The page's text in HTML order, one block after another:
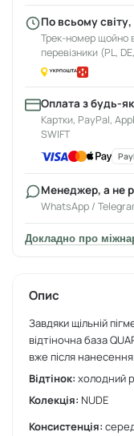
По всьому
Трек-номер щойно
перевізники (PL,
Оплата з будь-
Картки, PayPal,
SWIFT
Менеджер, а не
WhatsApp /
Докладно про
Опис
Завдяки щільній
відтіночна база
вже після
Відтінок: холодний
Колекція: NUDE
Консистенція: